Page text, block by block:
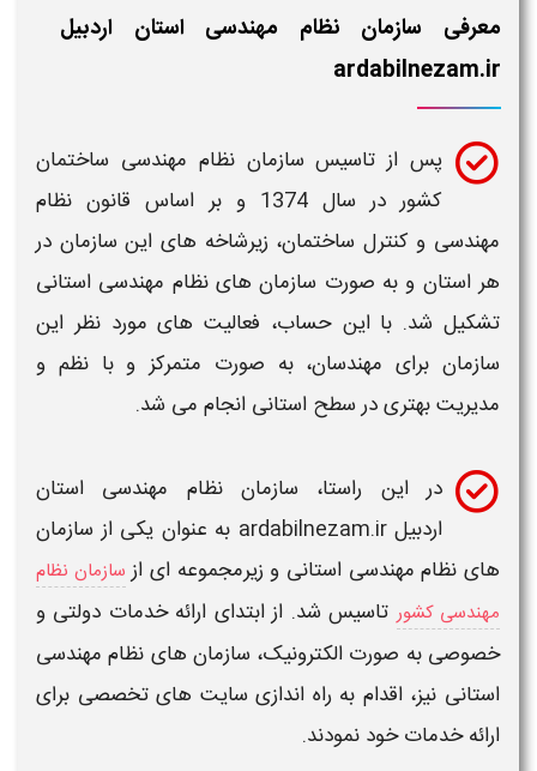
معرفی سازمان نظام مهندسی استان اردبیل
ardabilnezam.ir
پس از تاسیسسازمان نظام مهندسی ساختمان
کشور در سال 1374 و بر اساس قانون
نظام
مهندسی و کنترل ساختمان، زیرشاخه های این سازمان در
هراستان و به صورت سازمان های نظام مهندسی استانی
تشکیل شد. با این حساب، فعالیت های مورد نظر این
سازمان برای مهندسان، به صورت متمرکز و با نظم و
مدیریت بهتری در سطح استانی انجام می شد.
در این راستا، سازمان نظام مهندسی استان
اردبیل ardabilnezam.ir به عنوان یکی از سازمان
های نظام مهندسی استانی و زیرمجموعه ای از سازمان نظام
مهندسی کشورتاسیس شد. از ابتدای ارائه خدمات دولتی و
خصوصی به صورت الکترونیک، سازمان های نظام مهندسی
استانی نیز، اقدام به راه اندازی سایت های تخصصی برای
ارائه خدمات خود نمودند.